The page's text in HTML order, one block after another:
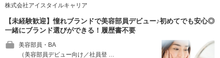
株式会社アイスタイルキャリア
【未経験歓迎】憧れブランドで美容部員デビュー♪初めてでも安心◎
一緒にブランド選びができる！履歴書不要
美容部員・BA
（美容部員デビュー向け／社員登 …